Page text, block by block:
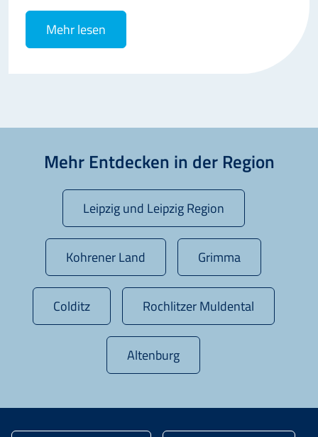
Mehr lesen
Mehr Entdecken in der Region
Leipzig und Leipzig Region
Kohrener Land Grimma
Colditz Rochlitzer Muldental
Altenburg